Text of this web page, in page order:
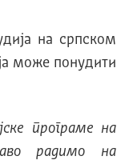
на српском
може понудити
програме на
радимо на